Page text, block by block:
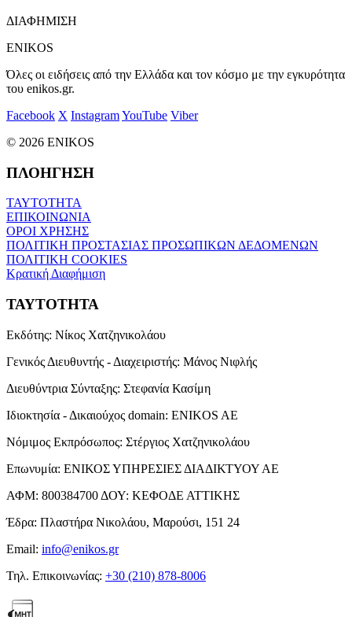
ΔΙΑΦΗΜΙΣΗ
ENIKOS
Όλες οι ειδήσεις από την Ελλάδα και τον κόσμο με την εγκυρότητα
του enikos.gr.
Facebook X InstagramYouTube Viber
© 2026 ENIKOS
ΠΛΟΗΓΗΣΗ
ΤΑΥΤΟΤΗΤΑ
ΕΠΙΚΟΙΝΩΝΙΑ
ΟΡΟΙ ΧΡΗΣΗΣ
ΠΟΛΙΤΙΚΗ ΠΡΟΣΤΑΣΙΑΣ ΠΡΟΣΩΠΙΚΩΝ ΔΕΔΟΜΕΝΩΝ
ΠΟΛΙΤΙΚΗ COOKIES
Κρατική Διαφήμιση
ΤΑΥΤΟΤΗΤΑ
Εκδότης: Νίκος Χατζηνικολάου
Γενικός Διευθυντής - Διαχειριστής: Μάνος Νιφλής
Διευθύντρια Σύνταξης: Στεφανία Κασίμη
Ιδιοκτησία - Δικαιούχος domain: ENIKOS AE
Νόμιμος Εκπρόσωπος: Στέργιος Χατζηνικολάου
Επωνυμία: ΕΝΙΚΟΣ ΥΠΗΡΕΣΙΕΣ ΔΙΑΔΙΚΤΥΟΥ ΑΕ
ΑΦΜ: 800384700 ΔΟΥ: ΚΕΦΟΔΕ ΑΤΤΙΚΗΣ
Έδρα: Πλαστήρα Νικολάου, Μαρούσι, 151 24
Email: info@enikos.gr
Τηλ. Επικοινωνίας: +30 (210) 878-8006